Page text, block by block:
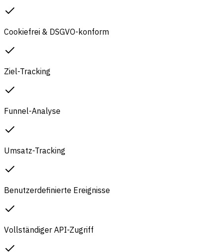
Cookiefrei & DSGVO-konform
Ziel-Tracking
Funnel-Analyse
Umsatz-Tracking
Benutzerdefinierte Ereignisse
Vollständiger API-Zugriff